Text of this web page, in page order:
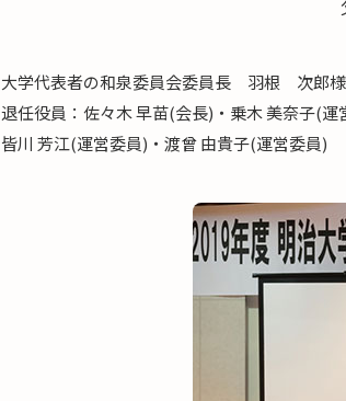
大学代表者の和泉委員会委員長 羽根 次郎様
退任役員：佐々木 早苗(会長)・乗木 美奈子(運
皆川 芳江(運営委員)・渡曾 由貴子(運営委員)